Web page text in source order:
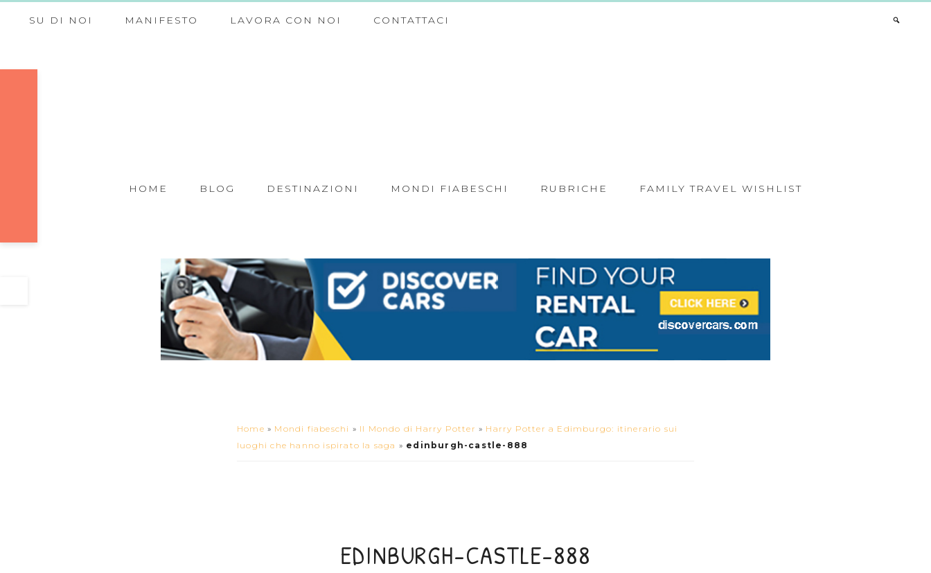
SU DI NOI MANIFESTO LAVORA CON NOI CONTATTACI
HOME BLOG DESTINAZIONI MONDI FIABESCHI RUBRICHE FAMILY TRAVEL WISHLIST
Home » Mondi fiabeschi » Il Mondo di Harry Potter » Harry Potter a Edimburgo: itinerario sui
luoghi che hanno ispirato la saga » edinburgh-castle-888
EDINBURGH-CASTLE-888